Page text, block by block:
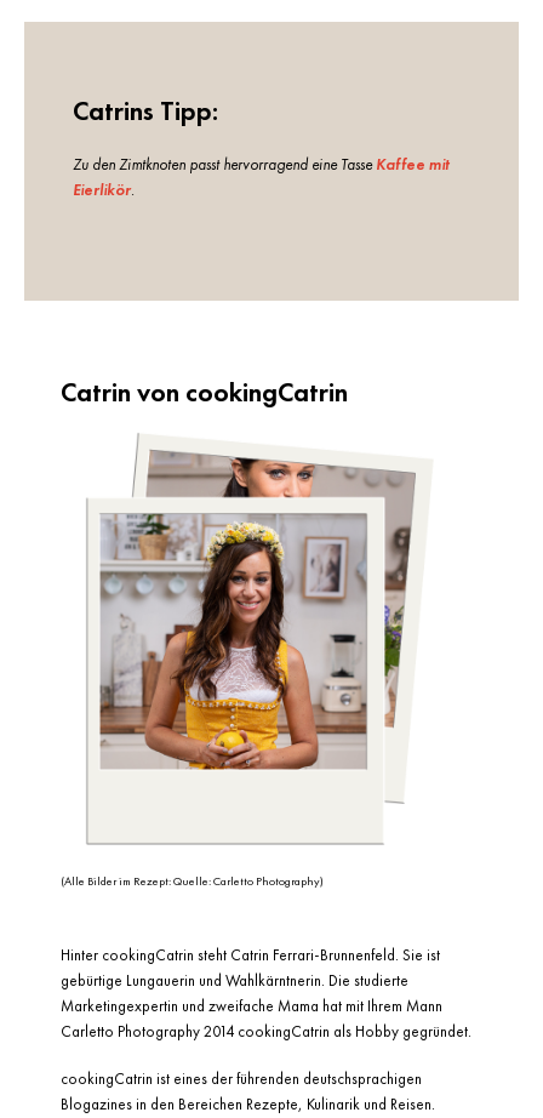
Catrins Tipp:
Zu den Zimtknoten passt hervorragend eine TasseKaffee mit
Eierlikör.
Catrin von cookingCatrin
(Alle Bilder im Rezept: Quelle:Carletto Photography)
Hinter cookingCatrin steht Catrin Ferrari-Brunnenfeld. Sie ist
gebürtige Lungauerin und Wahlkärntnerin. Die studierte
Marketingexpertin und zweifache Mama hat mit Ihrem Mann
Carletto Photography 2014 cookingCatrin als Hobby gegründet.
cookingCatrin ist eines der führenden deutschsprachigen
Blogazines in den Bereichen Rezepte, Kulinarik und Reisen.